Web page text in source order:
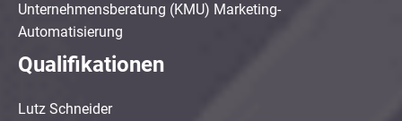
Unternehmensberatung (KMU) Marketing-
Automatisierung
Qualifikationen
Lutz Schneider